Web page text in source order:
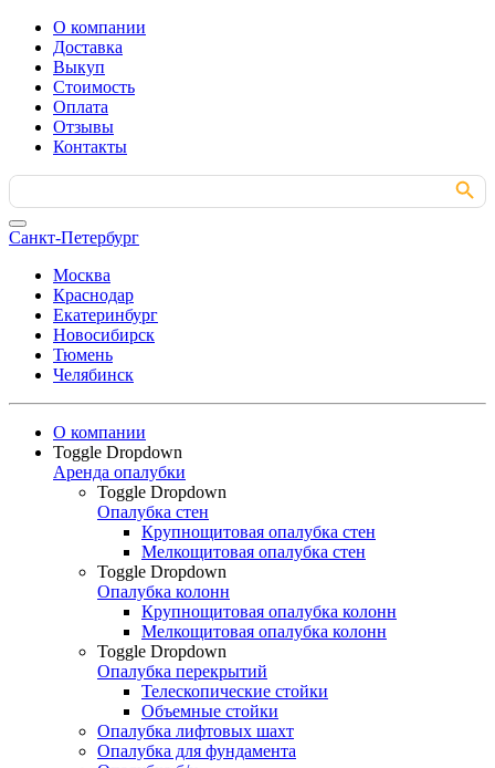
О компании
Доставка
Выкуп
Стоимость
Оплата
Отзывы
Контакты
Search
for:
Search Button
Санкт-Петербург
Москва
Краснодар
Екатеринбург
Новосибирск
Тюмень
Челябинск
О компании
Toggle Dropdown
Аренда опалубки
Toggle Dropdown
Опалубка стен
Крупнощитовая опалубка стен
Мелкощитовая опалубка стен
Toggle Dropdown
Опалубка колонн
Крупнощитовая опалубка колонн
Мелкощитовая опалубка колонн
Toggle Dropdown
Опалубка перекрытий
Телескопические стойки
Объемные стойки
Опалубка лифтовых шахт
Опалубка для фундамента